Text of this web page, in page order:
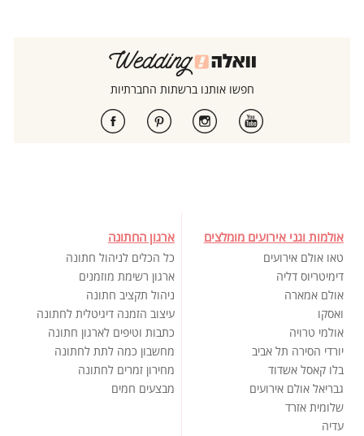
חפשו אותנו ברשתות החברתיות
אולמות וגני אירועים מומלצים
טאו אולם אירועים
דימיטריוס דליה
אולם אמארה
ואסקו
אולמי טרויה
יורדי הסירה תל אביב
בלו קאסל אשדוד
גבריאל אולם אירועים
שלומית אזרד
עדיה
ארגון החתונה
כל הכלים לניהול חתונה
ארגון רשימת מוזמנים
ניהול תקציב חתונה
עיצוב הזמנה דיגיטלית לחתונה
כתבות וטיפים לארגון חתונה
מחשבון כמה לתת לחתונה
מחירון זמרים לחתונה
מבצעים חמים